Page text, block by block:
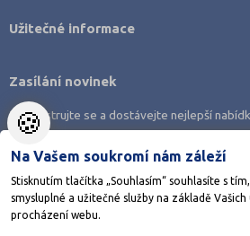
Stáhněte si aplikaci
Užitečné informace
Zasílání novinek
Zaregistrujte se a dostávejte nejlepší
🍪
Na Vašem soukromí nám záleží
Stisknutím tlačítka „Souhlasím“ souhlasíte s
smysluplné a užitečné služby na základě
procházení webu.